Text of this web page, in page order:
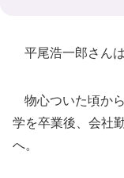
平尾浩一郎さんは
物心ついた頃か
学を卒業後、会社
へ。